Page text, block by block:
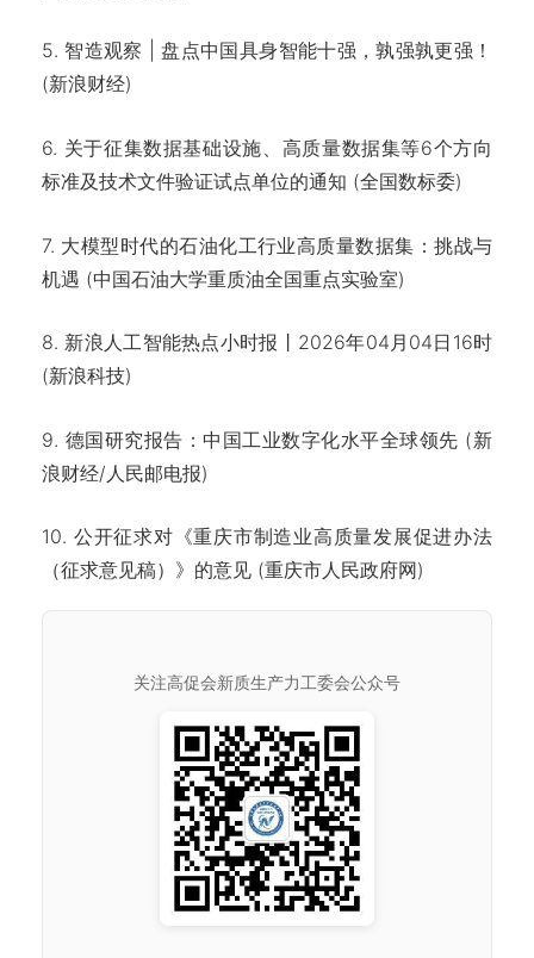
5. 智造观察 | 盘点中国具身智能十强，孰强孰更强！
(新浪财经)
6. 关于征集数据基础设施、高质量数据集等6个方向
标准及技术文件验证试点单位的通知 (全国数标委)
7. 大模型时代的石油化工行业高质量数据集：挑战与
机遇 (中国石油大学重质油全国重点实验室)
8. 新浪人工智能热点小时报丨2026年04月04日16时
(新浪科技)
9. 德国研究报告：中国工业数字化水平全球领先 (新
浪财经/人民邮电报)
10. 公开征求对《重庆市制造业高质量发展促进办法
（征求意见稿）》的意见 (重庆市人民政府网)
关注高促会新质生产力工委会公众号